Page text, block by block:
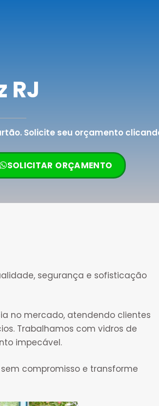
RJ
Solicite seu orçamento
SOLICITAR ORÇAMENTO
segurança e sofisticação
no mercado, atendendo clientes
Trabalhamos com vidros de
impecável.
compromisso e transforme